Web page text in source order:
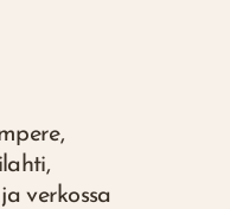
verkossa